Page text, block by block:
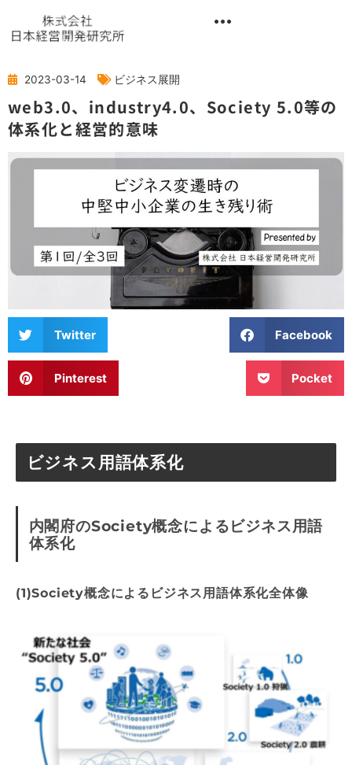
キ
プ
2023-03-14 ビジネス展開
web3.0、industry4.0、Society 5.0等の
体系化と経営的意味
Twitter Facebook
Pinterest Pocket
ビジネス用語体系化
内閣府のSociety概念によるビジネス用語
体系化
(1)Society概念によるビジネス用語体系化全体像